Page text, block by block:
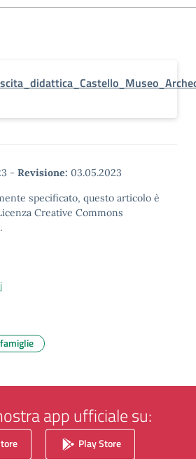
- Revisione: 03.05.2023
specificato, questo articolo è
Creative Commons
app ufficiale su:
Play Store